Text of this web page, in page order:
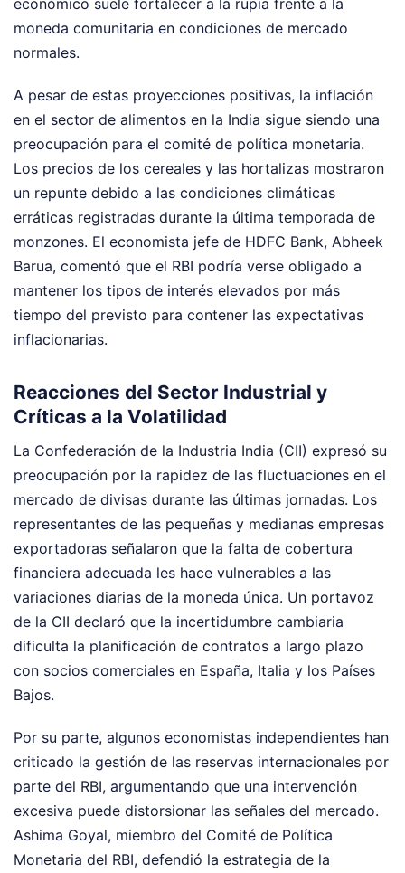
económico suele fortalecer a la rupia frente a la
moneda comunitaria en condiciones de mercado
normales.
A pesar de estas proyecciones positivas, la inflación
en el sector de alimentos en la India sigue siendo una
preocupación para el comité de política monetaria.
Los precios de los cereales y las hortalizas mostraron
un repunte debido a las condiciones climáticas
erráticas registradas durante la última temporada de
monzones. El economista jefe de HDFC Bank, Abheek
Barua, comentó que el RBI podría verse obligado a
mantener los tipos de interés elevados por más
tiempo del previsto para contener las expectativas
inflacionarias.
Reacciones del Sector Industrial y
Críticas a la Volatilidad
La Confederación de la Industria India (CII) expresó su
preocupación por la rapidez de las fluctuaciones en el
mercado de divisas durante las últimas jornadas. Los
representantes de las pequeñas y medianas empresas
exportadoras señalaron que la falta de cobertura
financiera adecuada les hace vulnerables a las
variaciones diarias de la moneda única. Un portavoz
de la CII declaró que la incertidumbre cambiaria
dificulta la planificación de contratos a largo plazo
con socios comerciales en España, Italia y los Países
Bajos.
Por su parte, algunos economistas independientes han
criticado la gestión de las reservas internacionales por
parte del RBI, argumentando que una intervención
excesiva puede distorsionar las señales del mercado.
Ashima Goyal, miembro del Comité de Política
Monetaria del RBI, defendió la estrategia de la